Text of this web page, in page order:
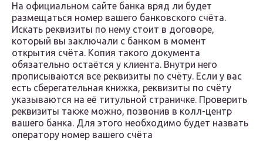
На официальном сайте банка вряд ли будет
размещаться номер вашего банковского счёта.
Искать реквизиты по нему стоит в договоре,
который вы заключали с банком в момент
открытия счёта. Копия такого документа
обязательно остаётся у клиента. Внутри него
прописываются все реквизиты по счёту. Если у вас
есть сберегательная книжка, реквизиты по счёту
указываются на её титульной страничке. Проверить
реквизиты также можно, позвонив в колл-центр
вашего банка. Для этого необходимо будет назвать
оператору номер вашего счёта